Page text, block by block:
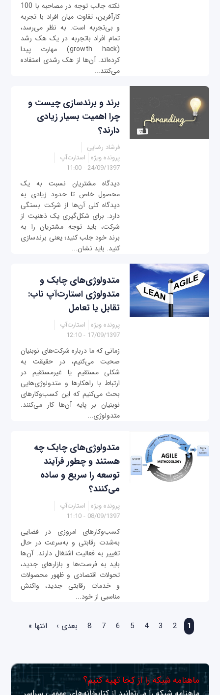
نکته جالب توجه در مصاحبه با 100
کارآفرین، تفاوت میان افراد با تجربه
و بی‌تجربه است. به نظر می‌رسد،
تمام افراد باتجربه در یک هک رشد
(growth hack) مهارت پیدا
کرده‌اند. آن‌ها از هک رشدی استفاده
می‌کنند...
برند و برندسازی چیست و
چرا اهمیت بسیار زیادی
دارند؟
فرشاد رضایی
پرونده ویژه استارت‌آپ
24/09/1397 - 11:00
دیدگاه مشتریان نسبت به یک
محصول خاص تا حدود زیادی به
دیدگاه کلی آن‌ها از شرکت بستگی
دارد. برای شکل‌گیری یک ذهنیت از
شرکت، باید توجه مشتریان را به
برند خود جلب کنید؛ یعنی برندسازی
کنید. باید نشان...
متدولوژی‌های چابک و
متدولوژی استارت‌آپ ناب:
تقابل یا تعامل
پرونده ویژه استارت‌آپ
17/09/1397 - 12:10
زمانی که ما درباره شرکت‌های نوبنیان
صحبت می‌کنیم، در حقیقت به
شکلی مستقیم یا غیرمستقیم در
ارتباط با راهکارها و متدولوژی‌هایی
بحث می‌کنیم که این کسب‌وکارهای
نوبنیان بر پایه آن‌ها کار می‌کنند.
متدولوژی...
متدولوژی‌های چابک چه
هستند و چطور فرآیند
توسعه را سریع و ساده
می‌کنند؟
پرونده ویژه استارت‌آپ
08/09/1397 - 11:10
کسب‌و‌کارهای امروزی در فضایی
به‌شدت رقابتی و به‌سرعت در حال
تغییر به فعالیت اشتغال دارند. آن‌ها
باید به فرصت‌ها و بازارهای جدید،
تحولات اقتصادی و ظهور محصولات
و خدمات رقابتی جدید، واکنش
مناسبی از خود...
1
2
3
4
5
6
7
8 بعدی › انتها »
ماهنامه شبکه را از کجا تهیه کنیم؟